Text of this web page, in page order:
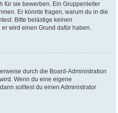
für sie bewerben. Ein Gruppenleiter
Er könnte fragen, warum du in die
Bitte belästige keinen
wird einen Grund dafür haben.
durch die Board-Administration
Wenn du eine eigene
solltest du einen Administrator